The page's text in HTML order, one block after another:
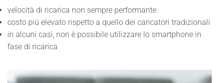
velocità di ricarica non sempre performante
costo più elevato rispetto a quello dei caricatori tradizionali
in alcuni casi, non è possibile utilizzare lo smartphone in
fase di ricarica